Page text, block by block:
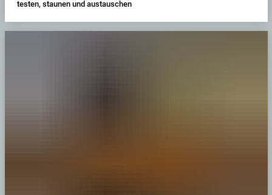
testen, staunen und austauschen